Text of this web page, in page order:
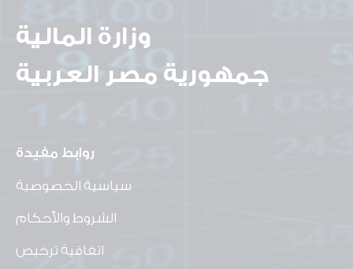
وزارة المالية
جمهورية مصر العربية
روابط مفيدة
سياسية الخصوصية
الشروط والأحكام
اتفاقية ترخيص